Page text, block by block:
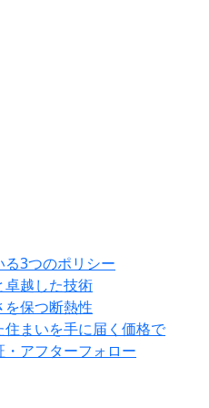
3つのポリシー
卓越した技術
を保つ断熱性
住まいを手に届く価格で
アフターフォロー